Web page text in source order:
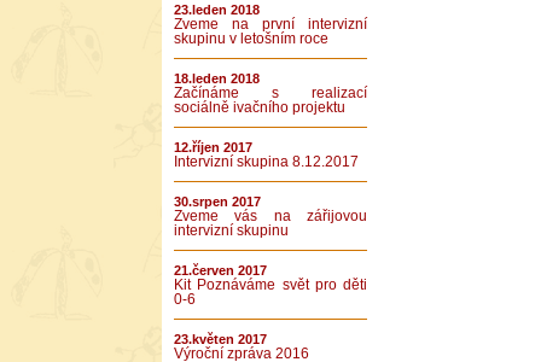
23.leden 2018
Zveme na první intervizní
skupinu v letošním roce
18.leden 2018
Začínáme s realizací
sociálně ivačního projektu
12.říjen 2017
Intervizní skupina 8.12.2017
30.srpen 2017
Zveme vás na zářijovou
intervizní skupinu
21.červen 2017
Kit Poznáváme svět pro děti
0-6
23.květen 2017
Výroční zpráva 2016